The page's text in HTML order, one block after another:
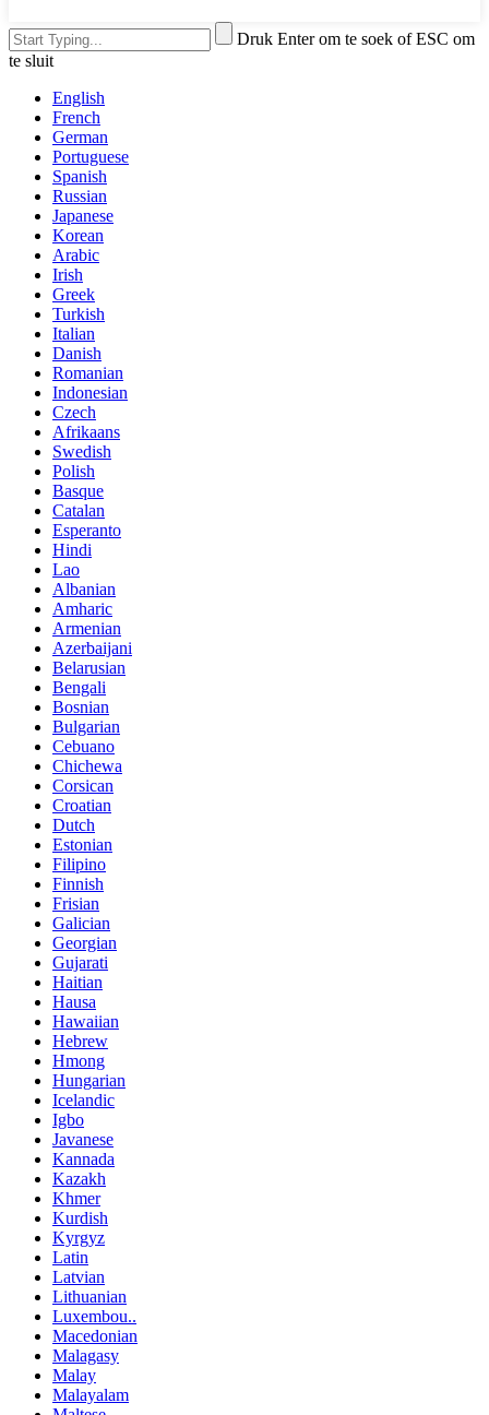
Druk Enter om te soek of ESC om
te sluit
English
French
German
Portuguese
Spanish
Russian
Japanese
Korean
Arabic
Irish
Greek
Turkish
Italian
Danish
Romanian
Indonesian
Czech
Afrikaans
Swedish
Polish
Basque
Catalan
Esperanto
Hindi
Lao
Albanian
Amharic
Armenian
Azerbaijani
Belarusian
Bengali
Bosnian
Bulgarian
Cebuano
Chichewa
Corsican
Croatian
Dutch
Estonian
Filipino
Finnish
Frisian
Galician
Georgian
Gujarati
Haitian
Hausa
Hawaiian
Hebrew
Hmong
Hungarian
Icelandic
Igbo
Javanese
Kannada
Kazakh
Khmer
Kurdish
Kyrgyz
Latin
Latvian
Lithuanian
Luxembou..
Macedonian
Malagasy
Malay
Malayalam